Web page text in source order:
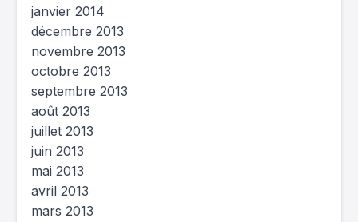
janvier 2014
décembre 2013
novembre 2013
octobre 2013
septembre 2013
août 2013
juillet 2013
juin 2013
mai 2013
avril 2013
mars 2013